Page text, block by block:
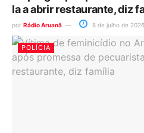
la a abrir restaurante, diz
por Rádio Aruanã 8 de julho de 2026
POLÍCIA